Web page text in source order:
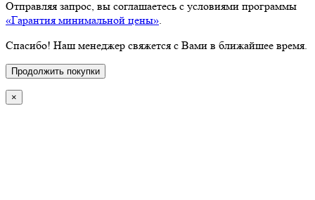
Отправляя запрос, вы соглашаетесь с условиями программы
«Гарантия минимальной цены»
Спасибо! Наш менеджер свяжется с Вами в ближайшее время.
Продолжить покупки
×